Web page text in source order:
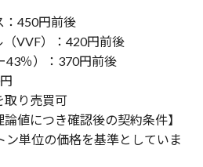
：450円前後
（VVF）：420円前後
43％）：370円前後
取り売買可
論値につき確認後の契約条件】
ン単位の価格を基準としていま